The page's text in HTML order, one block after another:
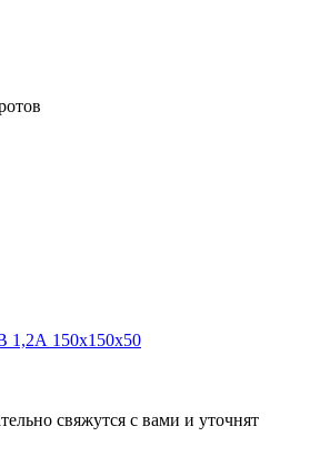
1,2А 150х150х50
свяжутся с вами и уточнят